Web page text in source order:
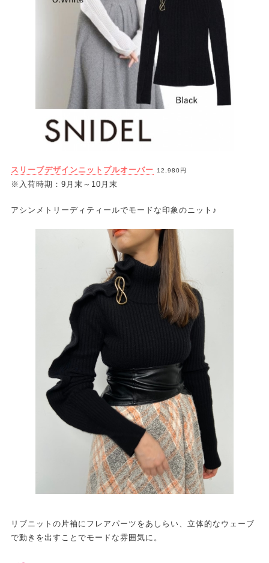
スリーブデザインニットプルオーバー 12,980円
※入荷時期：9月末～10月末
アシンメトリーディティールでモードな印象のニット♪
リブニットの片袖にフレアパーツをあしらい、立体的なウェーブ
で動きを出すことでモードな雰囲気に。